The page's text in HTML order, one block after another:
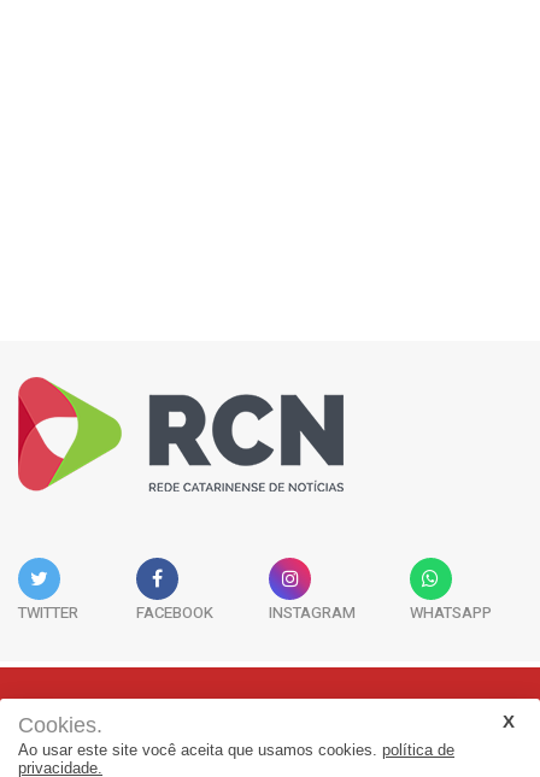
TWITTER FACEBOOK INSTAGRAM WHATSAPP
Rua Adolfo Melo, 38 - Sala 902 - Centro | Florianópolis-SC | CEP:
88015-090
Cookies.
Ao usar este site você aceita que usamos cookies. política de
privacidade.